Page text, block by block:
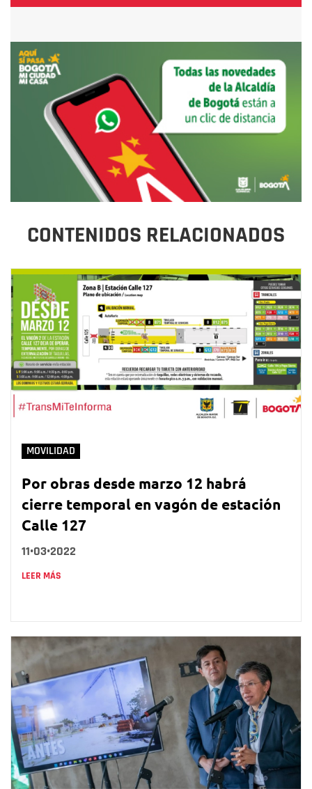
CONTENIDOS RELACIONADOS
MOVILIDAD
Por obras desde marzo 12 habrá
cierre temporal en vagón de estación
Calle 127
11•03•2022
LEER MÁS